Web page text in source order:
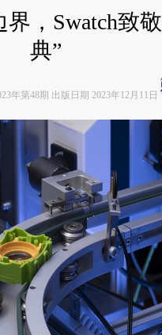
，Swatch致
典”
年第48期 出版日期 2023年12月11日